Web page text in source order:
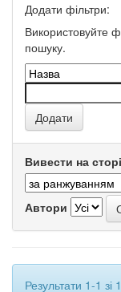
Додати фільтри:
Використовуйте
пошуку.
Вивести на
Автори
Результати 1-1 зі